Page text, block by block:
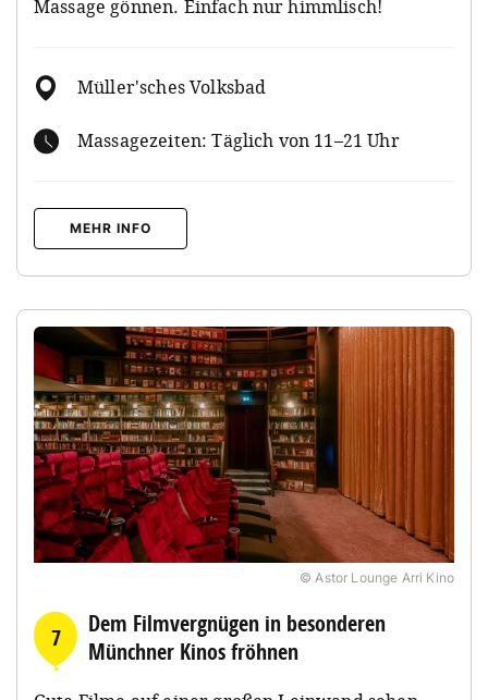
Massage gönnen. Einfach nur himmlisch!
Müller'sches Volksbad
Massagezeiten: Täglich von 11–21 Uhr
MEHR INFO
© Astor Lounge Arri Kino
7
Dem Filmvergnügen in besonderen
Münchner Kinos fröhnen